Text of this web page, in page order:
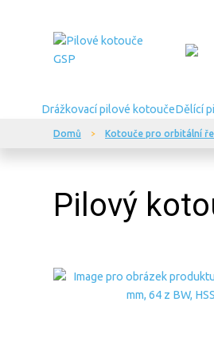
Drážkovací pilové kotoučeDělící
Domů Kotouče pro orbitální
Pilový